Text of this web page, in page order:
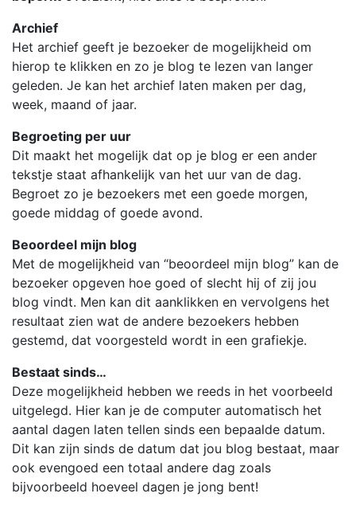
Archief
Het archief geeft je bezoeker de mogelijkheid om
hierop te klikken en zo je blog te lezen van langer
geleden. Je kan het archief laten maken per dag,
week, maand of jaar.
Begroeting per uur
Dit maakt het mogelijk dat op je blog er een ander
tekstje staat afhankelijk van het uur van de dag.
Begroet zo je bezoekers met een goede morgen,
goede middag of goede avond.
Beoordeel mijn blog
Met de mogelijkheid van “beoordeel mijn blog” kan de
bezoeker opgeven hoe goed of slecht hij of zij jou
blog vindt. Men kan dit aanklikken en vervolgens het
resultaat zien wat de andere bezoekers hebben
gestemd, dat voorgesteld wordt in een grafiekje.
Bestaat sinds…
Deze mogelijkheid hebben we reeds in het voorbeeld
uitgelegd. Hier kan je de computer automatisch het
aantal dagen laten tellen sinds een bepaalde datum.
Dit kan zijn sinds de datum dat jou blog bestaat, maar
ook evengoed een totaal andere dag zoals
bijvoorbeeld hoeveel dagen je jong bent!